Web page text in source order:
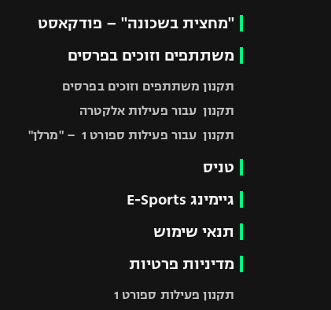
"מחצית בשכונה" – פודקאסט
משתתפים וזוכים בפרסים
תקנון משתתפים וזוכים בפרסים
תקנון עבור פעילות אלקטרה
תקנון עבור פעילות ספורט 1 – "מרלן"
טניס
גיימינג E-Sports
תנאי שימוש
מדיניות פרטיות
תקנון פעילות ספורט 1